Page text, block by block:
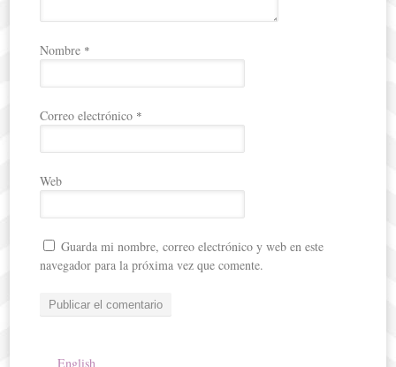
Nombre *
Correo electrónico *
Web
Guarda mi nombre, correo electrónico y web en este
navegador para la próxima vez que comente.
English